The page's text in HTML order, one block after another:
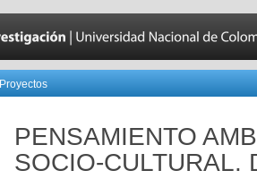
Proyectos
PENSAMIENTO
SOCIO-CULTURAL.